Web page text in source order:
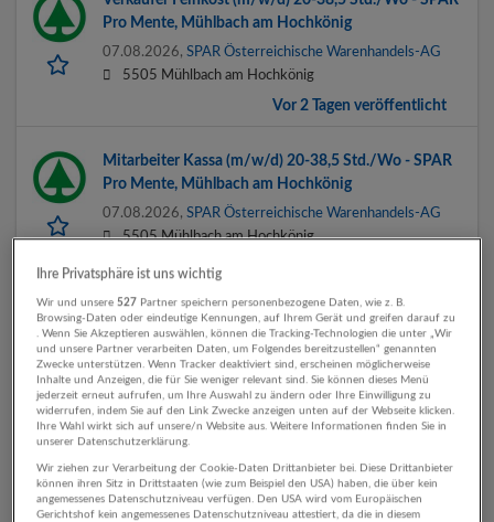
Pro Mente, Mühlbach am Hochkönig
07.08.2026, SPAR Österreichische Warenhandels-AG
5505 Mühlbach am Hochkönig
Vor 2 Tagen veröffentlicht
Mitarbeiter Kassa (m/w/d) 20-38,5 Std./Wo - SPAR
Pro Mente, Mühlbach am Hochkönig
07.08.2026, SPAR Österreichische Warenhandels-AG
5505 Mühlbach am Hochkönig
Samstagskraft Verkauf (m/w/d) - SPAR Pro Mente,
Mühlbach am Hochkönig
07.08.2026,SPAR Österreichische Warenhandels-AG
5505 Mühlbach am Hochkönig
Vor 2 Tagen veröffentlicht
Verkäufer Feinkost (m/w/d) Samstags
07.08.2026,SPAR Österreichische Warenhandels-AG
Ihre Privatsphäre ist uns wichtig
Wir und unsere 527 Partner speichern personenbezogene Daten, wie z. B.
Browsing-Daten oder eindeutige Kennungen, auf Ihrem Gerät und greifen darauf zu
. Wenn Sie Akzeptieren auswählen, können die Tracking-Technologien die unter „Wir
und unsere Partner verarbeiten Daten, um Folgendes bereitzustellen“ genannten
Zwecke unterstützen. Wenn Tracker deaktiviert sind, erscheinen möglicherweise
Inhalte und Anzeigen, die für Sie weniger relevant sind. Sie können dieses Menü
jederzeit erneut aufrufen, um Ihre Auswahl zu ändern oder Ihre Einwilligung zu
widerrufen, indem Sie auf den Link Zwecke anzeigen unten auf der Webseite klicken.
Ihre Wahl wirkt sich auf unsere/n Website aus. Weitere Informationen finden Sie in
unserer Datenschutzerklärung.
Wir ziehen zur Verarbeitung der Cookie-Daten Drittanbieter bei. Diese Drittanbieter
können ihren Sitz in Drittstaaten (wie zum Beispiel den USA) haben, die über kein
angemessenes Datenschutzniveau verfügen. Den USA wird vom Europäischen
Gerichtshof kein angemessenes Datenschutzniveau attestiert, da die in diesem